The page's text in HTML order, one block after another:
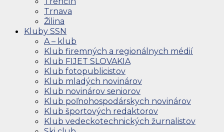
Trnava
Žilina
Kluby SSN
A – klub
Klub firemných a regionálnych médií
Klub FIJET SLOVAKIA
Klub fotopublicistov
Klub mladých novinárov
Klub novinárov seniorov
Klub poľnohospodárskych novinárov
Klub športových redaktorov
Klub vedeckotechnických žurnalistov